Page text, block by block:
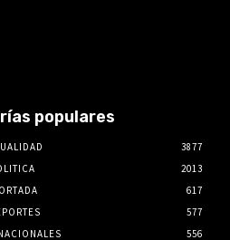
populares
3877
2013
617
577
556